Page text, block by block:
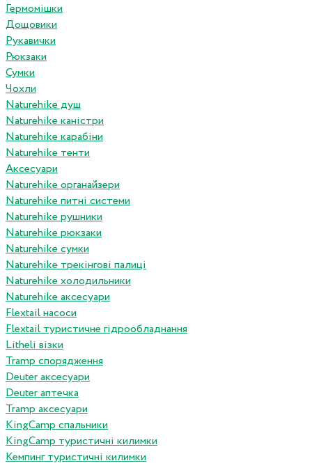
Гермомішки
Дощовики
Рукавички
Рюкзаки
Сумки
Чохли
Naturehike душ
Naturehike каністри
Naturehike карабіни
Naturehike тенти
Аксесуари
Naturehike органайзери
Naturehike питні системи
Naturehike рушники
Naturehike рюкзаки
Naturehike сумки
Naturehike трекінгові палиці
Naturehike холодильники
Naturehike аксесуари
Flextail насоси
Flextail туристичне гідрообладнання
Litheli візки
Tramp спорядження
Deuter аксесуари
Deuter аптечка
Tramp аксесуари
KingCamp спальники
KingCamp туристичні килимки
Кемпинг туристичні килимки